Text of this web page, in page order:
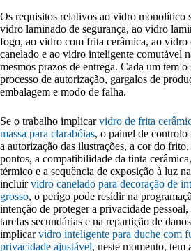
Os requisitos relativos ao vidro monolítico
vidro laminado de segurança, ao vidro
fogo, ao vidro com frita cerâmica, ao vidro
canelado e ao vidro inteligente comutável
mesmos prazos de entrega. Cada um tem
processo de autorização, gargalos de
embalagem e modo de falha.
Se o trabalho implicarvidro de frita
massa para clarabóias, o painel de
a autorização das ilustrações, a cor do frito,
pontos, a compatibilidade da tinta
térmico e a sequência de exposição à luz
incluirvidro canelado para decoração de
grosso, o perigo pode residir na
intenção de proteger a privacidade
tarefas secundárias e na repartição de
implicarvidro inteligente para duche com
privacidade ajustável, neste momento, tem